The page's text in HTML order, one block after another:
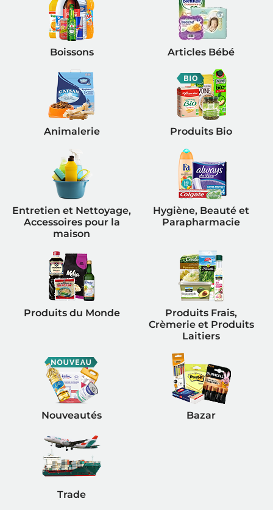
Boissons Articles Bébé
Animalerie Produits Bio
Entretien et Nettoyage,
Accessoires pour la
maison
Hygiène, Beauté et
Parapharmacie
Produits du Monde
Produits Frais,
Crèmerie et Produits
Laitiers
Nouveautés Bazar
Trade